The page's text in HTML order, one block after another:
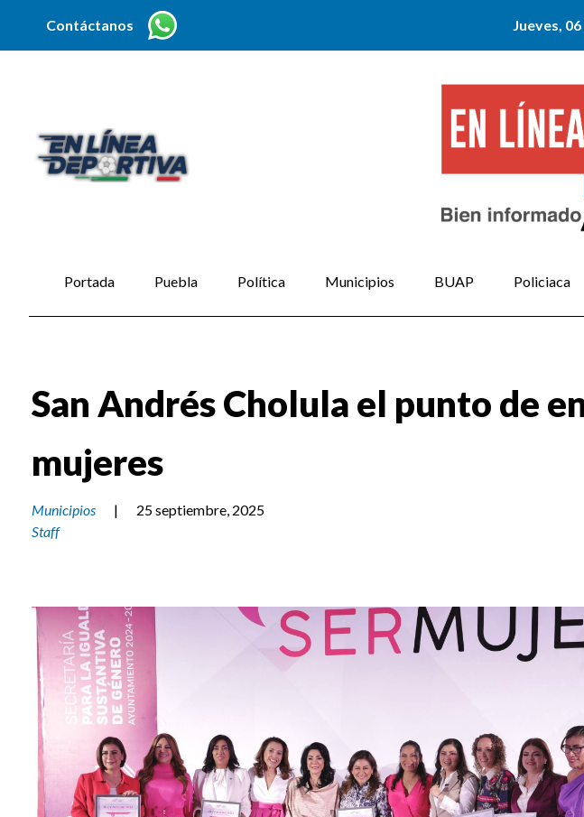
Contáctanos Jueves,
Portada Puebla Política Municipios BUAP Policiaca
San Andrés Cholula el punto de
mujeres
Municipios |
25 septiembre, 2025
Staff